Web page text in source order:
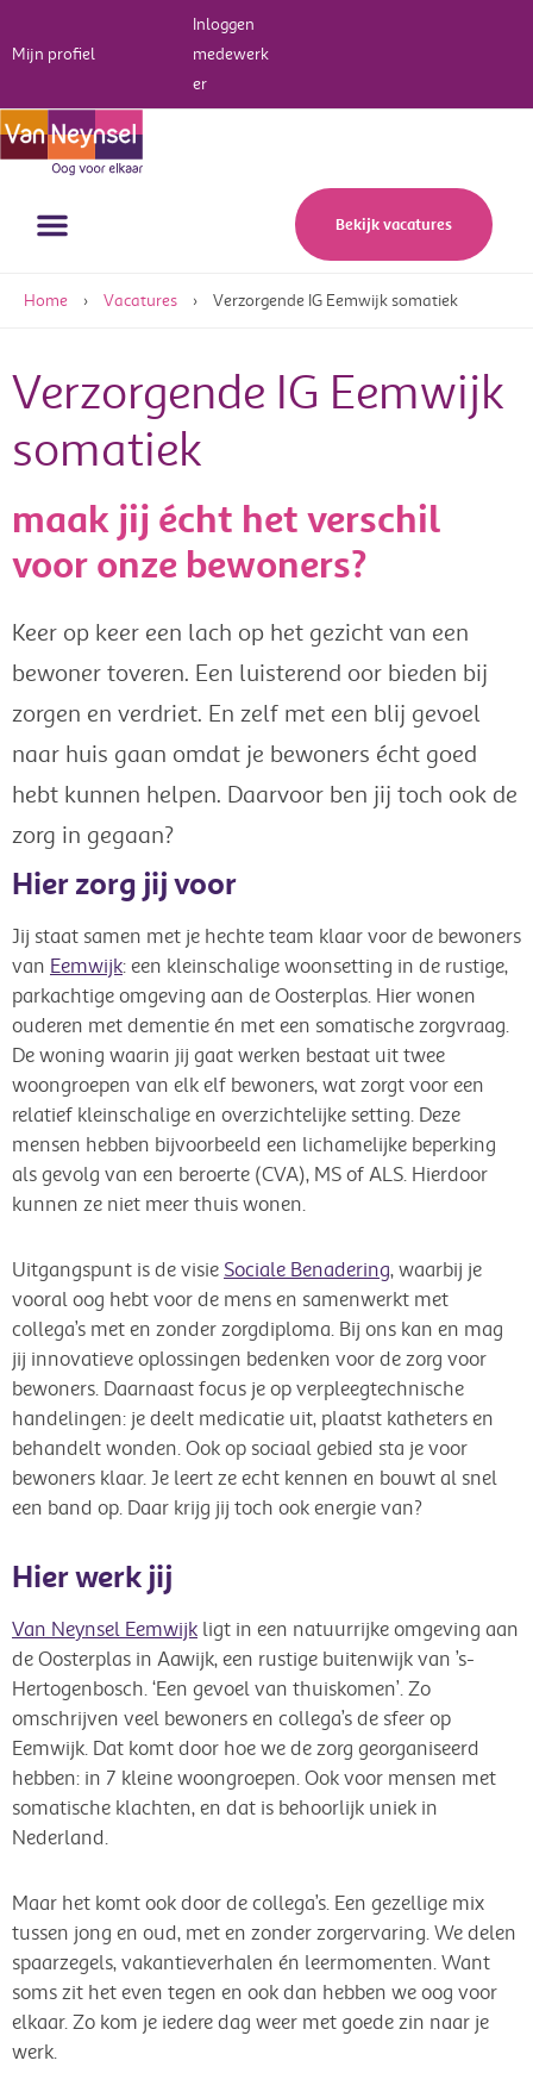
Mijn profiel
Inloggen
medewerk
er
Bekijk vacatures
Home › Vacatures › Verzorgende IG Eemwijk somatiek
Verzorgende IG Eemwijk
somatiek
maak jij écht het verschil
voor onze bewoners?
Keer op keer een lach op het gezicht van een
bewoner toveren. Een luisterend oor bieden bij
zorgen en verdriet. En zelf met een blij gevoel
naar huis gaan omdat je bewoners écht goed
hebt kunnen helpen. Daarvoor ben jij toch ook de
zorg in gegaan?
Hier zorg jij voor
Jij staat samen met je hechte team klaar voor de bewoners
van Eemwijk: een kleinschalige woonsetting in de rustige,
parkachtige omgeving aan de Oosterplas. Hier wonen
ouderen met dementie én met een somatische zorgvraag.
De woning waarin jij gaat werken bestaat uit twee
woongroepen van elk elf bewoners, wat zorgt voor een
relatief kleinschalige en overzichtelijke setting. Deze
mensen hebben bijvoorbeeld een lichamelijke beperking
als gevolg van een beroerte (CVA), MS of ALS. Hierdoor
kunnen ze niet meer thuis wonen.
Uitgangspunt is de visie Sociale Benadering, waarbij je
vooral oog hebt voor de mens en samenwerkt met
collega’s met en zonder zorgdiploma. Bij ons kan en mag
jij innovatieve oplossingen bedenken voor de zorg voor
bewoners. Daarnaast focus je op verpleegtechnische
handelingen: je deelt medicatie uit, plaatst katheters en
behandelt wonden. Ook op sociaal gebied sta je voor
bewoners klaar. Je leert ze echt kennen en bouwt al snel
een band op. Daar krijg jij toch ook energie van?
Hier werk jij
Van Neynsel Eemwijk ligt in een natuurrijke omgeving aan
de Oosterplas in Aawijk, een rustige buitenwijk van ’s-
Hertogenbosch. ‘Een gevoel van thuiskomen’. Zo
omschrijven veel bewoners en collega’s de sfeer op
Eemwijk. Dat komt door hoe we de zorg georganiseerd
hebben: in 7 kleine woongroepen. Ook voor mensen met
somatische klachten, en dat is behoorlijk uniek in
Nederland.
Maar het komt ook door de collega’s. Een gezellige mix
tussen jong en oud, met en zonder zorgervaring. We delen
spaarzegels, vakantieverhalen én leermomenten. Want
soms zit het even tegen en ook dan hebben we oog voor
elkaar. Zo kom je iedere dag weer met goede zin naar je
werk.